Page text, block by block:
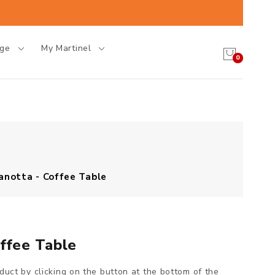
My Martinel
0
- Coffee Table
Table
by clicking on the button at the bottom of the